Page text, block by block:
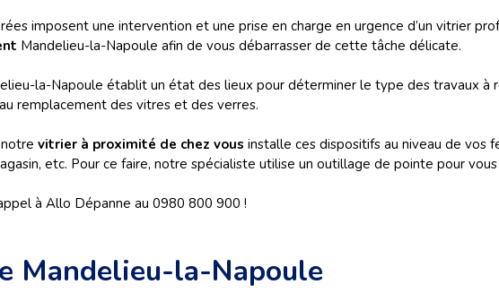
imposent une intervention et une prise en charge en urgence d’un vitrier
Mandelieu-la-Napoule afin de vous débarrasser de cette tâche délicate.
la-Napoule établit un état des lieux pour déterminer le type des travaux à
remplacement des vitres et des verres.
vitrier à proximité de chez vous installe ces dispositifs au niveau de vos
etc. Pour ce faire, notre spécialiste utilise un outillage de pointe pour
à Allo Dépanne au 0980 800 900 !
Mandelieu-la-Napoule